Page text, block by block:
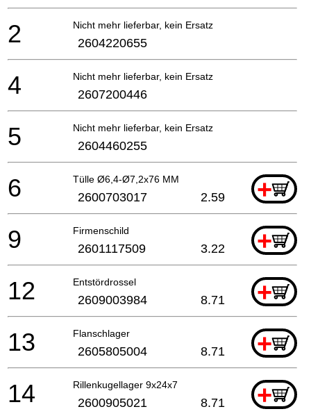
Nicht mehr lieferbar, kein Ersatz
2 2604220655
Nicht mehr lieferbar, kein Ersatz
4 2607200446
Nicht mehr lieferbar, kein Ersatz
5 2604460255
Tülle Ø6,4-Ø7,2x76 MM +
6 2600703017 2.59
Firmenschild +
9 2601117509 3.22
Entstördrossel +
12 2609003984 8.71
Flanschlager +
13 2605805004 8.71
Rillenkugellager 9x24x7 +
14 2600905021 8.71